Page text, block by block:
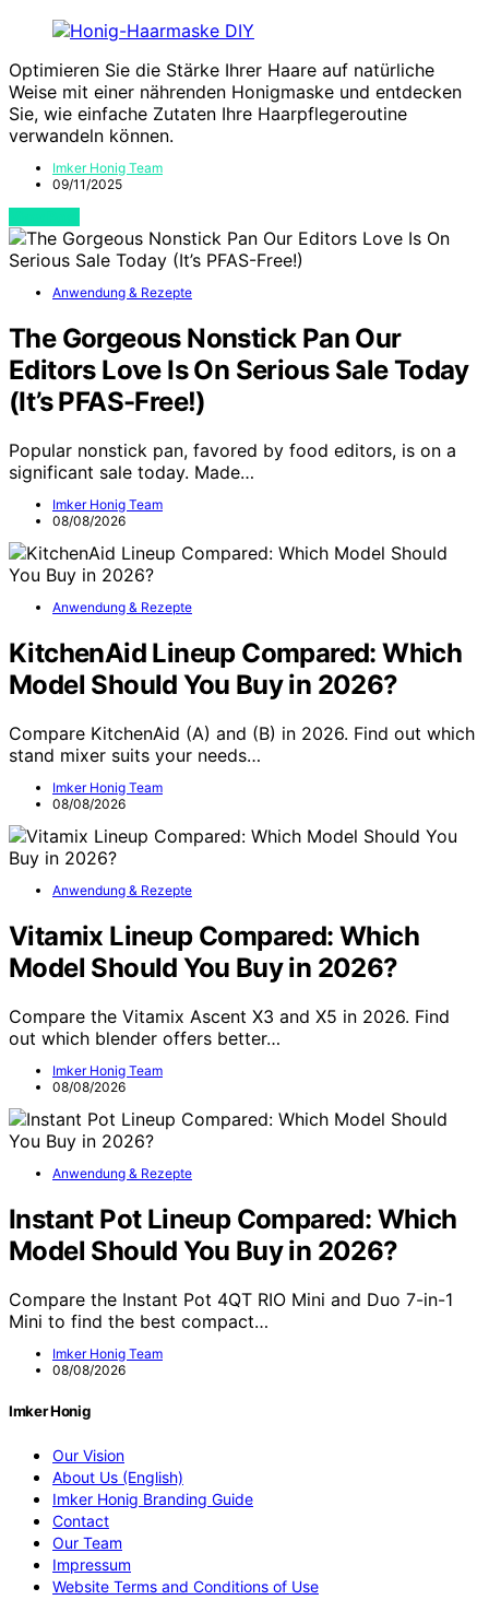
Optimieren Sie die Stärke Ihrer Haare auf natürliche
Weise mit einer nährenden Honigmaske und entdecken
Sie, wie einfache Zutaten Ihre Haarpflegeroutine
verwandeln können.
Imker Honig Team
09/11/2025
Anwendung & Rezepte
The Gorgeous Nonstick Pan Our
Editors Love Is On Serious Sale Today
(It’s PFAS-Free!)
Popular nonstick pan, favored by food editors, is on a
significant sale today. Made…
Imker Honig Team
08/08/2026
Anwendung & Rezepte
KitchenAid Lineup Compared: Which
Model Should You Buy in 2026?
Compare KitchenAid (A) and (B) in 2026. Find out which
stand mixer suits your needs…
Imker Honig Team
08/08/2026
Anwendung & Rezepte
Vitamix Lineup Compared: Which
Model Should You Buy in 2026?
Compare the Vitamix Ascent X3 and X5 in 2026. Find
out which blender offers better…
Imker Honig Team
08/08/2026
Anwendung & Rezepte
Instant Pot Lineup Compared: Which
Model Should You Buy in 2026?
Compare the Instant Pot 4QT RIO Mini and Duo 7-in-1
Mini to find the best compact…
Imker Honig Team
08/08/2026
Imker Honig
Our Vision
About Us (English)
Imker Honig Branding Guide
Contact
Our Team
Impressum
Website Terms and Conditions of Use